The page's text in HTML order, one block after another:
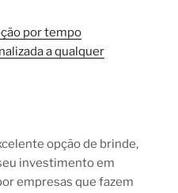
por tempo
a qualquer
opção de brinde,
investimento em
empresas que fazem